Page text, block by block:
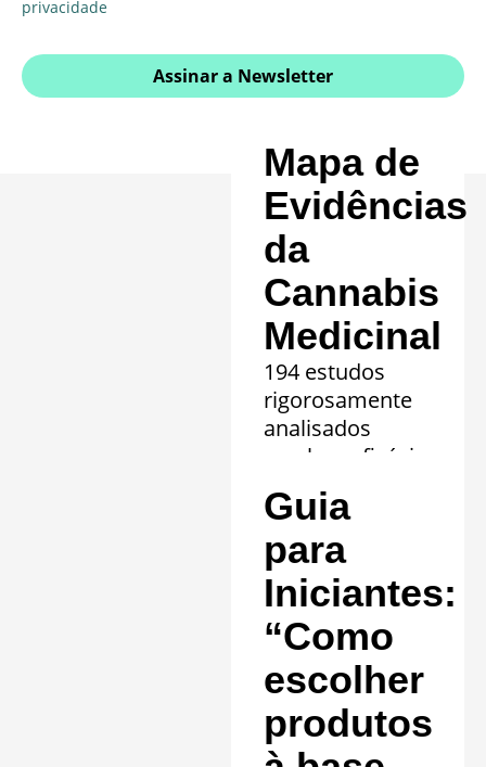
privacidade
Assinar a Newsletter
Mapa de
Evidências
da
Cannabis
Medicinal
194 estudos
rigorosamente
analisados
revelam eficácia
comprovada em
20 quadros
clínicos.
Saiba mais »
Guia
para
Iniciantes:
“Como
escolher
produtos